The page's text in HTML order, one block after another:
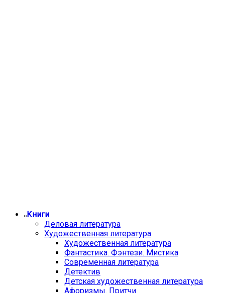
Книги
Деловая литература
Художественная литература
Художественная литература
Фантастика. Фэнтези. Мистика
Современная литература
Детектив
Детская художественная литература
Афоризмы. Притчи